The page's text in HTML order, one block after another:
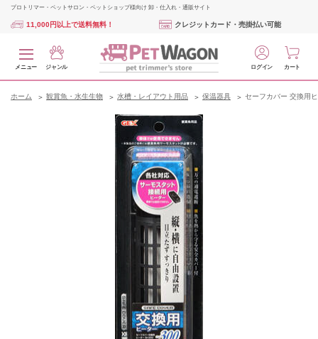
プロトリマー・ペットサロン・ペットショップ様向け 卸・仕入れ・通販サイト
11,000円以上で送料無料！ クレジットカード・売掛払い可能
メニュー ジャンル ログイン カート
ホーム 観賞魚・水生生物 水槽・レイアウト用品 保温器具 セーフカバー 交換用